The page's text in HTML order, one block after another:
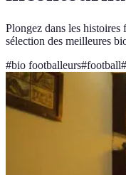
Plongez dans les histoires
sélection des meilleures
#bio footballeurs#football#